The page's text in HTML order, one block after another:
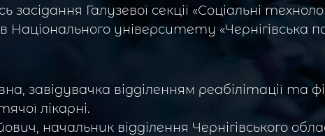
засідання Галузевої секції «Соціальні
Національного університету «Чернігівська
завідувачка відділенням реабілітації та
лікарні.
начальник відділення Чернігівського